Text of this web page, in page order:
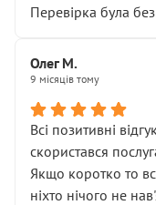
Перевірка була
Олег М.
9 місяців тому
Всі позитивні
скористався
Якщо коротко то
ніхто нічого не